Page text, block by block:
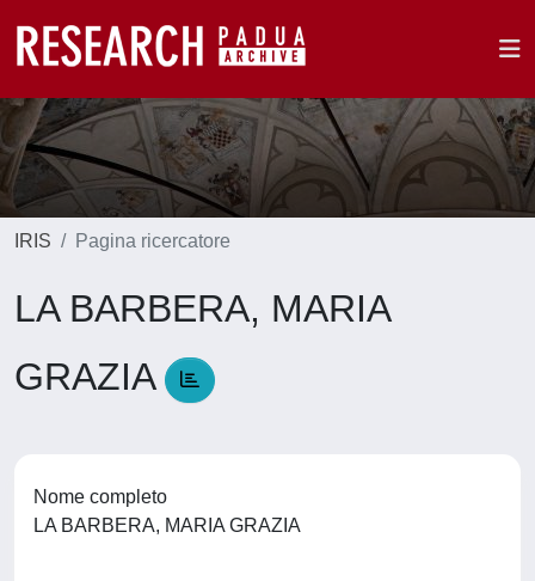
IRIS Pagina ricercatore
LA BARBERA, MARIA
GRAZIA
Nome completo
LA BARBERA, MARIA GRAZIA